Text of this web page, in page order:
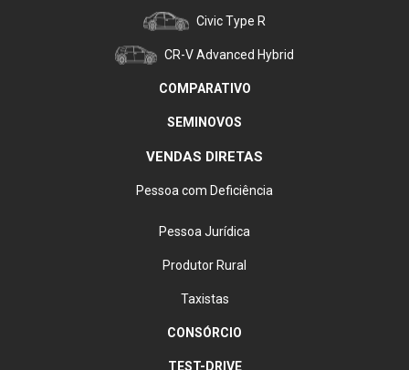
Civic Type R
CR-V Advanced Hybrid
COMPARATIVO
SEMINOVOS
VENDAS DIRETAS
Pessoa com Deficiência
Pessoa Jurídica
Produtor Rural
Taxistas
CONSÓRCIO
TEST-DRIVE